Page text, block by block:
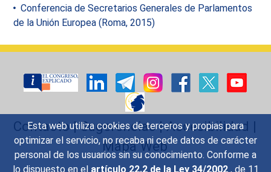
Esta web utiliza cookies de terceros y propias para
optimizar el servicio, no recaba ni cede datos de carácter
personal de los usuarios sin su conocimiento. Conforme a
lo dispuesto en el artículo 22.2 de la Ley 34/2002 , de 11
Conferencia de Secretarios Generales de Parlamentos
de la Unión Europea (Roma, 2015)
Contacto|Sugerencias|Accesibilidad |
Mapa Web